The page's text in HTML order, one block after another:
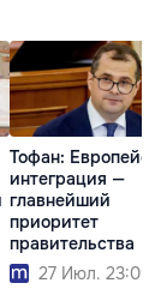
Тофан:
интеграция —
главнейший
приоритет
правительства
27 Июл. 23:09